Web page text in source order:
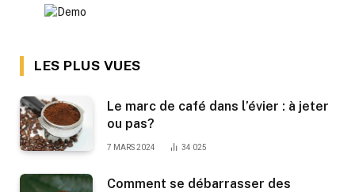
LES PLUS VUES
Le marc de café dans l’évier : à jeter
ou pas?
7 MARS 2024 34 025
Comment se débarrasser des